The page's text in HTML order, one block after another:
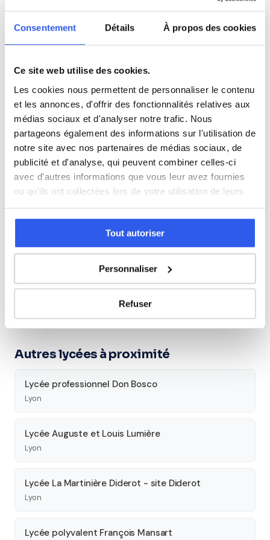
Consentement Détails À propos des cookies
Ce site web utilise des cookies.
Les cookies nous permettent de personnaliser le contenu
et les annonces, d'offrir des fonctionnalités relatives aux
médias sociaux et d'analyser notre trafic. Nous
partageons également des informations sur l'utilisation de
notre site avec nos partenaires de médias sociaux, de
publicité et d'analyse, qui peuvent combiner celles-ci
avec d'autres informations que vous leur avez fournies
ou qu'ils ont collectées lors de votre utilisation de leurs
services.
Tout autoriser
Personnaliser
Refuser
Économie
Espagnol
Allemand
Cours par niveau
Seconde Première Terminale
Études supérieures
Tous les cours particuliers à Lyon
Découvrez l'ensemble de notre offre à Lyon :
cours à Lyon →
Autres lycées à proximité
Lycée professionnel Don Bosco
Lyon
Lycée Auguste et Louis Lumière
Lyon
Lycée La Martinière Diderot - site Diderot
Lyon
Lycée polyvalent François Mansart